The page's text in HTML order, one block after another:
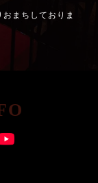
まちしておりま